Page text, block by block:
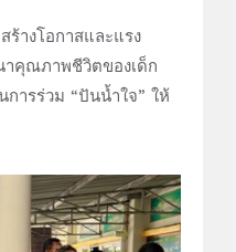
างโอกาสและแรง
คุณภาพชีวิตของเด็ก
ารร่วม “ปันน้ำใจ” ให้